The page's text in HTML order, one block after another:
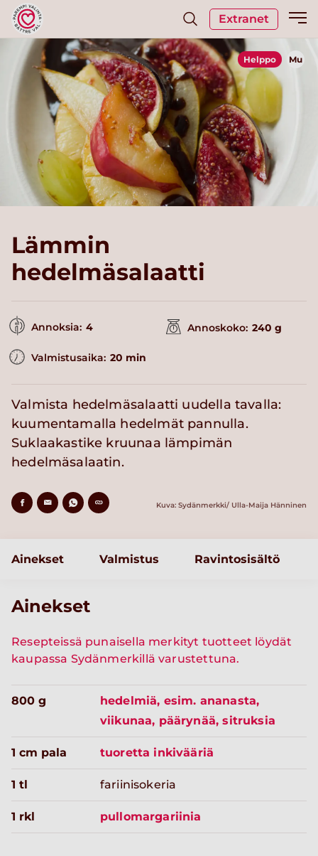
Extranet
Helppo Mu
Lämmin
hedelmäsalaatti
Annoksia: 4 Annoskoko: 240 g
Valmistusaika: 20 min
Valmista hedelmäsalaatti uudella tavalla:
kuumentamalla hedelmät pannulla.
Suklaakastike kruunaa lämpimän
hedelmäsalaatin.
Kuva: Sydänmerkki/ Ulla-Maija Hänninen
Ainekset Valmistus Ravintosisältö
Ainekset
Resepteissä punaisella merkityt tuotteet löydät
kaupassa Sydänmerkillä varustettuna.
800 g
hedelmiä, esim. ananasta,
viikunaa, päärynää, sitruksia
1 cm pala tuoretta inkivääriä
1 tl fariinisokeria
1 rkl pullomargariinia